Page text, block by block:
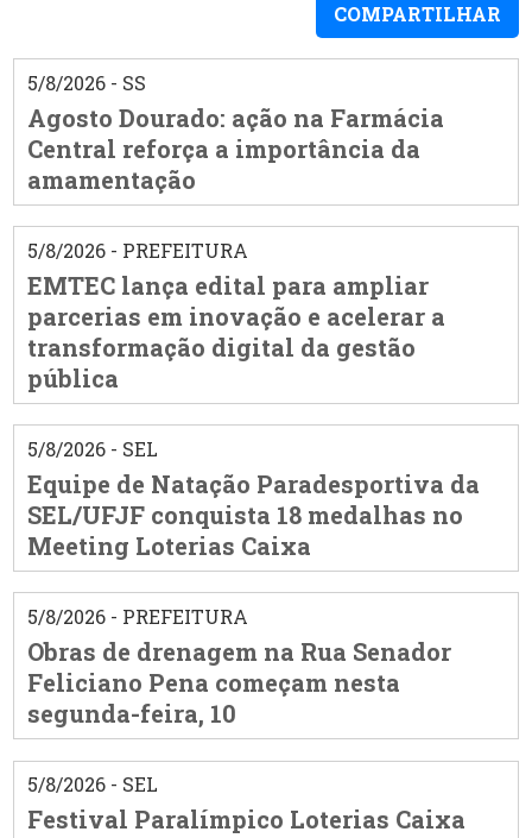
COMPARTILHAR
5/8/2026 - SS
Agosto Dourado: ação na Farmácia
Central reforça a importância da
amamentação
5/8/2026 - PREFEITURA
EMTEC lança edital para ampliar
parcerias em inovação e acelerar a
transformação digital da gestão
pública
5/8/2026 - SEL
Equipe de Natação Paradesportiva da
SEL/UFJF conquista 18 medalhas no
Meeting Loterias Caixa
5/8/2026 - PREFEITURA
Obras de drenagem na Rua Senador
Feliciano Pena começam nesta
segunda-feira, 10
5/8/2026 - SEL
Festival Paralímpico Loterias Caixa